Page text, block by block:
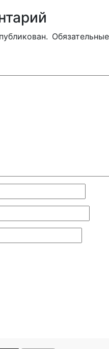
Обязательные